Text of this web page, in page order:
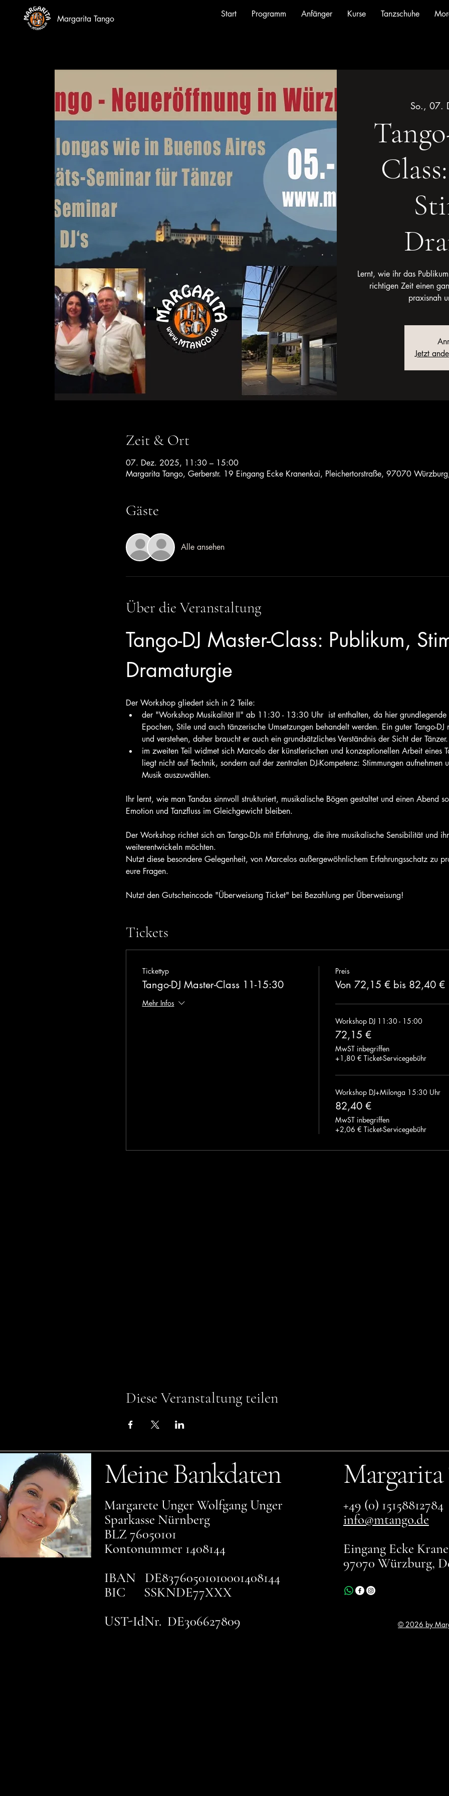
Margarita Tango Start Programm Anfänger Kurse Tanzschuhe
So., 07.
Lernt, wie ihr das
richtigen Zeit einen
praxisnah
Jetzt
Zeit & Ort
07. Dez. 2025, 11:30 – 15:00
Margarita Tango, Gerberstr. 19 Eingang Ecke Kranenkai, Pleichertorstraße, 97070
Gäste
Alle ansehen
Über die Veranstaltung
Tango-DJ Master-Class: Publikum,
Dramaturgie
Der Workshop gliedert sich in 2 Teile:
der "Workshop Musikalität II" ab 11:30 - 13:30 Uhr  ist enthalten, da hier grundlegende
Epochen, Stile und auch tänzerische Umsetzungen behandelt werden. Ein guter Tango-DJ
und verstehen, daher braucht er auch ein grundsätzliches Verständnis der Sicht der Tänzer.
im zweiten Teil widmet sich Marcelo der künstlerischen und konzeptionellen Arbeit eines
liegt nicht auf Technik, sondern auf der zentralen DJ-Kompetenz: Stimmungen aufnehmen
Musik auszuwählen.
Ihr lernt, wie man Tandas sinnvoll strukturiert, musikalische Bögen gestaltet und einen Abend
Emotion und Tanzfluss im Gleichgewicht bleiben.
Der Workshop richtet sich an Tango-DJs mit Erfahrung, die ihre musikalische Sensibilität und
weiterentwickeln möchten.
Nutzt diese besondere Gelegenheit, von Marcelos außergewöhnlichem Erfahrungsschatz zu
eure Fragen.
Nutzt den Gutscheincode "Überweisung Ticket" bei Bezahlung per Überweisung!
Tickets
Tickettyp
Tango-DJ Master-Class 11-15:30
Mehr Infos
Preis
Von 72,15 € bis 82,40 €
Workshop DJ 11:30 - 15:00
72,15 €
MwST inbegriffen
+1,80 € Ticket-Servicegebühr
Workshop DJ+Milonga 15:30 Uhr
82,40 €
MwST inbegriffen
+2,06 € Ticket-Servicegebühr
Diese Veranstaltung teilen
Meine Bankdaten
Margarete Unger Wolfgang Unger
Sparkasse Nürnberg
BLZ 76050101
Kontonummer 1408144
IBAN DE83760501010001408144
BIC SSKNDE77XXX
UST-IdNr. DE306627809
Margarita
+49 (0) 15158812784
info@mtango.de
Eingang Ecke
97070 Würzburg,
© 2026 by